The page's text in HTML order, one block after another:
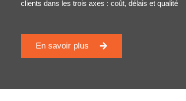
clients dans les trois axes : coût, délais et qualité
En savoir plus